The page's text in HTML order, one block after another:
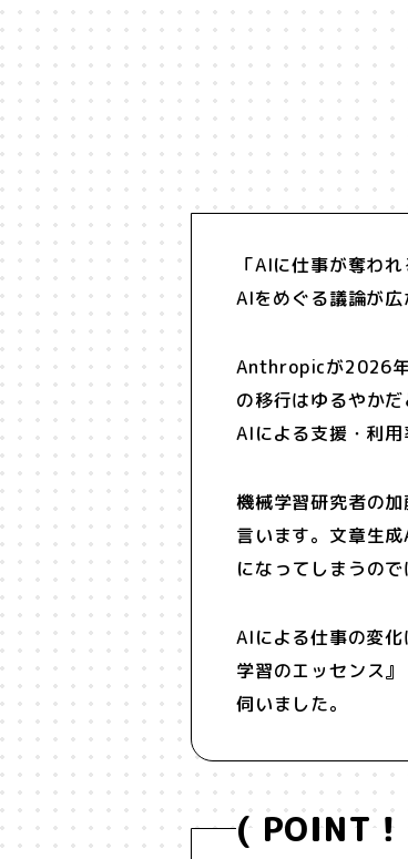
「AIに仕事が奪わ
AIをめぐる議論が広
Anthropicが2026年
の移行はゆるやか
AIによる支援・利用
機械学習研究者の
言います。文章生
になってしまうの
AIによる仕事の変
学習のエッセンス
伺いました。
( POINT